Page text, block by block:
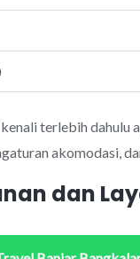
terlebih dahulu
akomodasi,
dan